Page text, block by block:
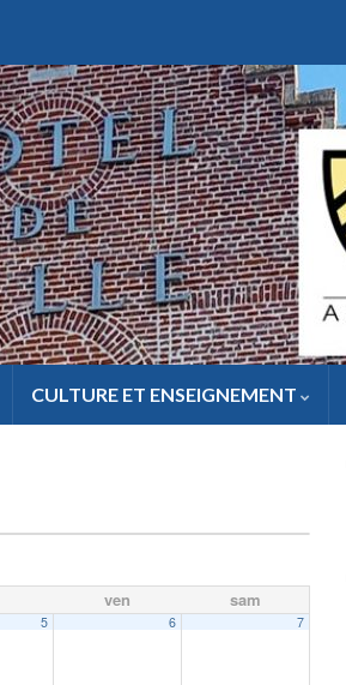
CULTURE ET ENSEIGNEMENT
ven sam
5 6 7